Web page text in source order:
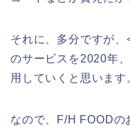
それに、多分ですが
のサービスを2020年
用していくと思います
なので、F/H FOODの